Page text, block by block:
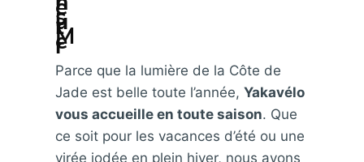
e
-
s
u
r
-
M
e
r
Parce que la lumière de la Côte de
Jade est belle toute l’année, Yakavélo
vous accueille en toute saison. Que
ce soit pour les vacances d’été ou une
virée iodée en plein hiver, nous avons